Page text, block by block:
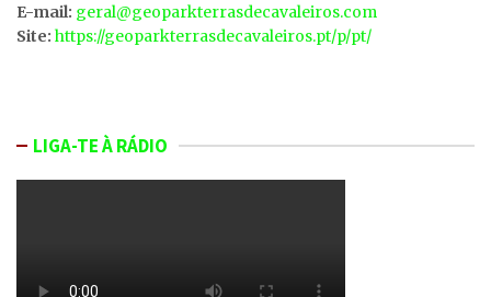
E-mail: geral@geoparkterrasdecavaleiros.com
Site: https://geoparkterrasdecavaleiros.pt/p/pt/
LIGA-TE À RÁDIO